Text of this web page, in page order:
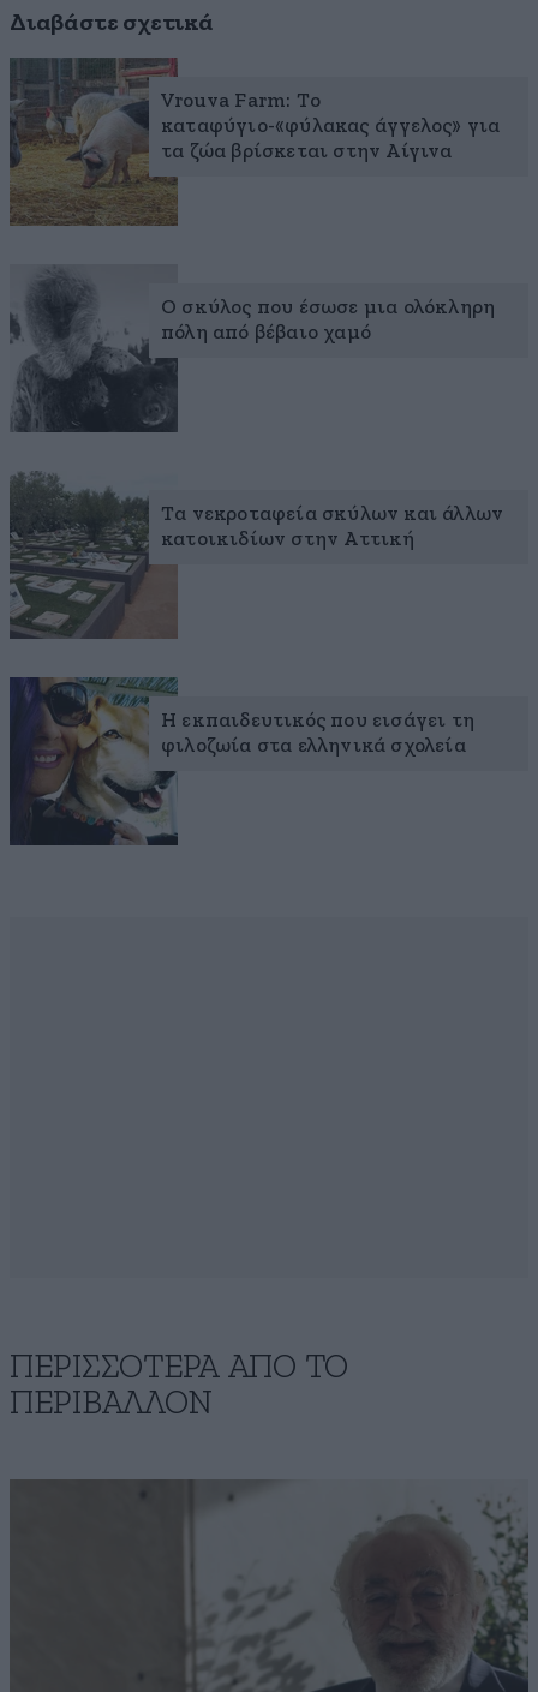
Διαβάστε σχετικά
Vrouva Farm: Το
καταφύγιο-«φύλακας άγγελος» για
τα ζώα βρίσκεται στην Αίγινα
O σκύλος που έσωσε μια ολόκληρη
πόλη από βέβαιο χαμό
Τα νεκροταφεία σκύλων και άλλων
κατοικιδίων στην Αττική
Η εκπαιδευτικός που εισάγει τη
φιλοζωία στα ελληνικά σχολεία
ΠΕΡΙΣΣΟΤΕΡΑ ΑΠΟ ΤΟ
ΠΕΡΙΒΑΛΛΟΝ